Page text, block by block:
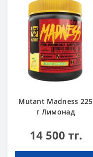
Mutant Madness 225
г Лимонад
14 500 тг.